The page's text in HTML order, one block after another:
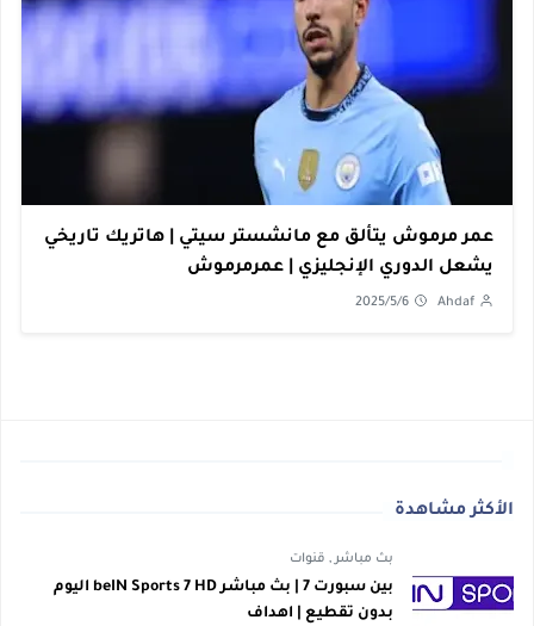
عمر مرموش يتألق مع مانشستر سيتي | هاتريك تاريخي
يشعل الدوري الإنجليزي | عمرمرموش
Ahdaf
2025/5/6
الأكثر مشاهدة
بث مباشر , قنوات
بين سبورت 7 | بث مباشر beIN Sports 7 HD اليوم
بدون تقطيع | اهداف